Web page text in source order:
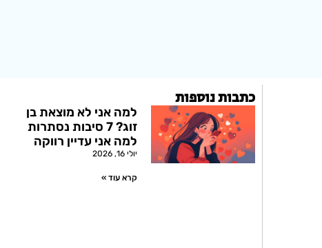
כתבות נוספות
למה אני לא מוצאת בן
זוג? 7 סיבות נסתרות
למה אני עדיין רווקה
יולי 16, 2026
קרא עוד »